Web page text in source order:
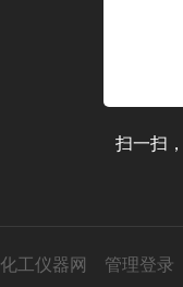
扫一扫
化工仪器网 管理登录